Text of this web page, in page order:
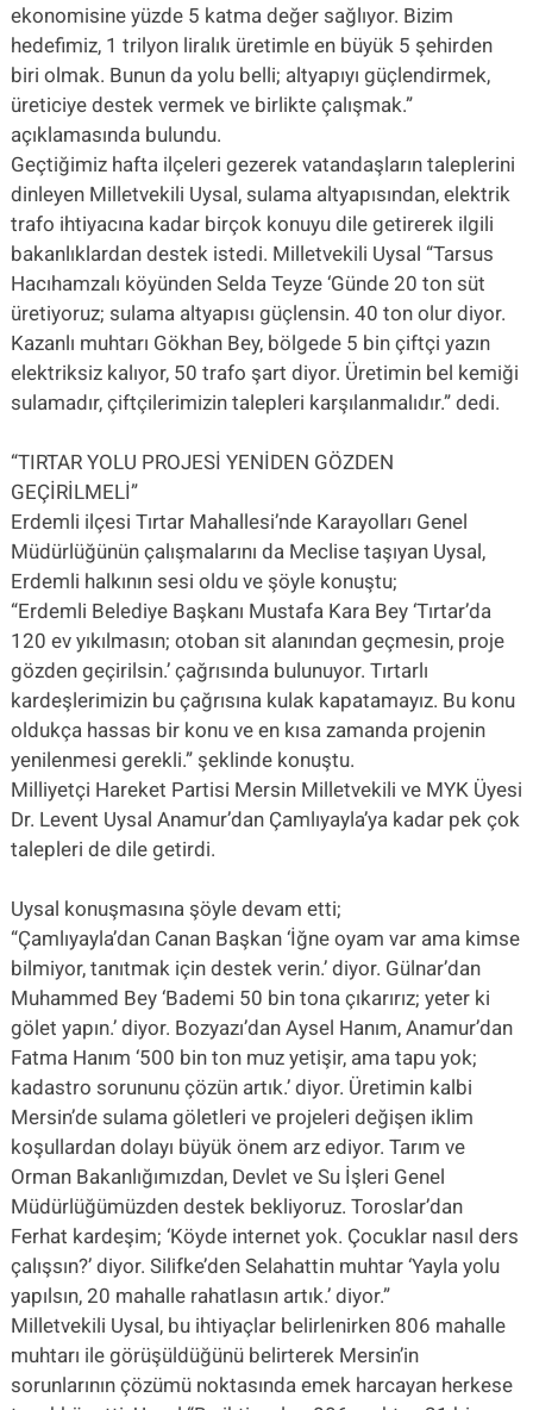
ekonomisine yüzde 5 katma değer sağlıyor. Bizim
hedefimiz, 1 trilyon liralık üretimle en büyük 5 şehirden
biri olmak. Bunun da yolu belli; altyapıyı güçlendirmek,
üreticiye destek vermek ve birlikte çalışmak.”
açıklamasında bulundu.
Geçtiğimiz hafta ilçeleri gezerek vatandaşların taleplerini
dinleyen Milletvekili Uysal, sulama altyapısından, elektrik
trafo ihtiyacına kadar birçok konuyu dile getirerek ilgili
bakanlıklardan destek istedi. Milletvekili Uysal “Tarsus
Hacıhamzalı köyünden Selda Teyze ‘Günde 20 ton süt
üretiyoruz; sulama altyapısı güçlensin. 40 ton olur diyor.
Kazanlı muhtarı Gökhan Bey, bölgede 5 bin çiftçi yazın
elektriksiz kalıyor, 50 trafo şart diyor. Üretimin bel kemiği
sulamadır, çiftçilerimizin talepleri karşılanmalıdır.” dedi.
“TIRTAR YOLU PROJESİ YENİDEN GÖZDEN
GEÇİRİLMELİ”
Erdemli ilçesi Tırtar Mahallesi’nde Karayolları Genel
Müdürlüğünün çalışmalarını da Meclise taşıyan Uysal,
Erdemli halkının sesi oldu ve şöyle konuştu;
“Erdemli Belediye Başkanı Mustafa Kara Bey ‘Tırtar’da
120 ev yıkılmasın; otoban sit alanından geçmesin, proje
gözden geçirilsin.’ çağrısında bulunuyor. Tırtarlı
kardeşlerimizin bu çağrısına kulak kapatamayız. Bu konu
oldukça hassas bir konu ve en kısa zamanda projenin
yenilenmesi gerekli.” şeklinde konuştu.
Milliyetçi Hareket Partisi Mersin Milletvekili ve MYK Üyesi
Dr. Levent Uysal Anamur’dan Çamlıyayla’ya kadar pek çok
talepleri de dile getirdi.
Uysal konuşmasına şöyle devam etti;
“Çamlıyayla’dan Canan Başkan ‘İğne oyam var ama kimse
bilmiyor, tanıtmak için destek verin.’ diyor. Gülnar’dan
Muhammed Bey ‘Bademi 50 bin tona çıkarırız; yeter ki
gölet yapın.’ diyor. Bozyazı’dan Aysel Hanım, Anamur’dan
Fatma Hanım ‘500 bin ton muz yetişir, ama tapu yok;
kadastro sorununu çözün artık.’ diyor. Üretimin kalbi
Mersin’de sulama göletleri ve projeleri değişen iklim
koşullardan dolayı büyük önem arz ediyor. Tarım ve
Orman Bakanlığımızdan, Devlet ve Su İşleri Genel
Müdürlüğümüzden destek bekliyoruz. Toroslar’dan
Ferhat kardeşim; ‘Köyde internet yok. Çocuklar nasıl ders
çalışsın?’ diyor. Silifke’den Selahattin muhtar ‘Yayla yolu
yapılsın, 20 mahalle rahatlasın artık.’ diyor.”
Milletvekili Uysal, bu ihtiyaçlar belirlenirken 806 mahalle
muhtarı ile görüşüldüğünü belirterek Mersin’in
sorunlarının çözümü noktasında emek harcayan herkese